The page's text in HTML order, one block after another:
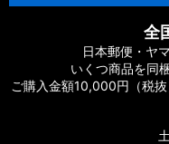
全
日本郵便・ヤ
いくつ商品を同
ご購入金額10,000円（税